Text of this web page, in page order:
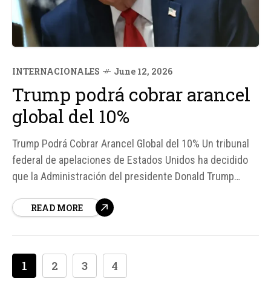
INTERNACIONALES June 12, 2026
Trump podrá cobrar arancel
global del 10%
Trump Podrá Cobrar Arancel Global del 10% Un tribunal
federal de apelaciones de Estados Unidos ha decidido
que la Administración del presidente Donald Trump
impuesto en febrero. Esta decisión se produce después
READ MORE
1 2 3 4